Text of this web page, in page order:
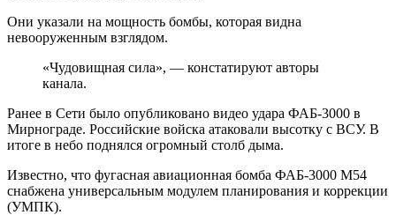
Они указали на мощность бомбы, которая видна
невооруженным взглядом.
«Чудовищная сила», — констатируют авторы
канала.
Ранее в Сети было опубликовано видео удара ФАБ-3000 в
Мирнограде. Российские войска атаковали высотку с ВСУ. В
итоге в небо поднялся огромный столб дыма.
Известно, что фугасная авиационная бомба ФАБ-3000 М54
снабжена универсальным модулем планирования и коррекции
(УМПК).